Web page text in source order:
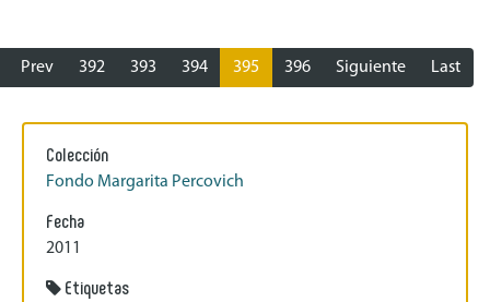
Prev 392 393 394 395 396 Siguiente Last
Colección
Fondo Margarita Percovich
Fecha
2011
Etiquetas